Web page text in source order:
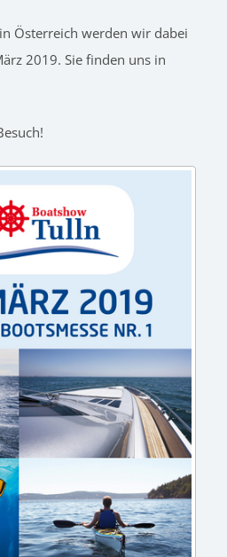
Österreich werden wir dabei
2019. Sie finden uns in